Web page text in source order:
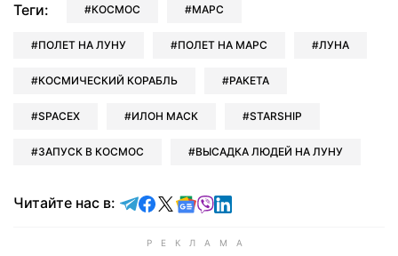
Теги: КОСМОС МАРС
ПОЛЕТ НА ЛУНУ ПОЛЕТ НА МАРС ЛУНА
КОСМИЧЕСКИЙ КОРАБЛЬ РАКЕТА
SPACEX ИЛОН МАСК STARSHIP
ЗАПУСК В КОСМОС ВЫСАДКА ЛЮДЕЙ НА ЛУНУ
Читайте нас в: Читайте в Telegram
Читайте в Facebook
Читайте в X
Читайте в Google news
Читайте в Viber
Читайте в LinkedIn